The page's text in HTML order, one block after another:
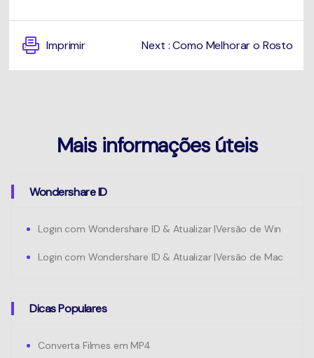
Imprimir Next : Como Melhorar o Rosto
Mais informações úteis
Wondershare ID
Login com Wondershare ID & Atualizar |Versão de Win
Login com Wondershare ID & Atualizar |Versão de Mac
Dicas Populares
Converta Filmes em MP4